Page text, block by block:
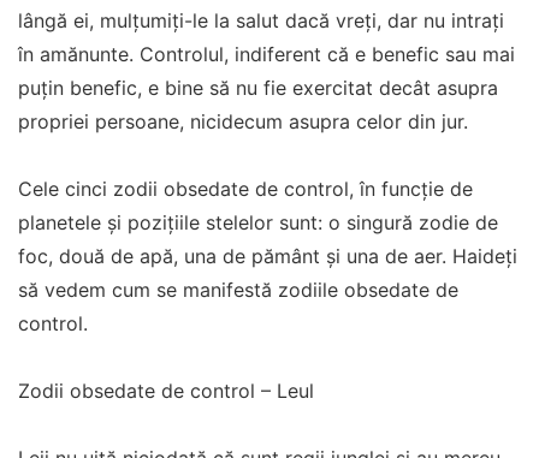
lângă ei, mulțumiți-le la salut dacă vreți, dar nu intrați
în amănunte. Controlul, indiferent că e benefic sau mai
puțin benefic, e bine să nu fie exercitat decât asupra
propriei persoane, nicidecum asupra celor din jur.
Cele cinci zodii obsedate de control, în funcție de
planetele și pozițiile stelelor sunt: o singură zodie de
foc, două de apă, una de pământ și una de aer. Haideți
să vedem cum se manifestă zodiile obsedate de
control.
Zodii obsedate de control – Leul